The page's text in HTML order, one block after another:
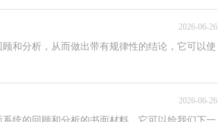
2026-06-26
和分析，从而做出带有规律性的结论，它可以使
2026-06-26